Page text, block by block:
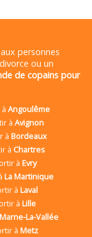
personnes
ou un
de copains pour
àAngoulême
à Avignon
àBordeaux
à Chartres
à Evry
La Martinique
àLaval
àLille
Marne-La-Vallée
à Metz